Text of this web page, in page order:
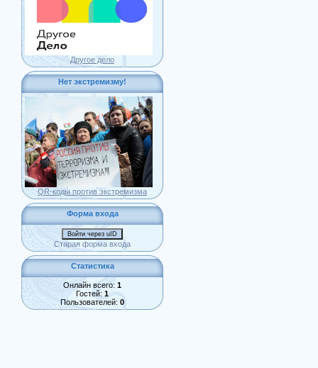
Другое дело
Нет экстремизму!
QR-коды против экстремизма
Форма входа
Войти через uID
Старая форма входа
Статистика
Онлайн всего: 1
Гостей: 1
Пользователей: 0